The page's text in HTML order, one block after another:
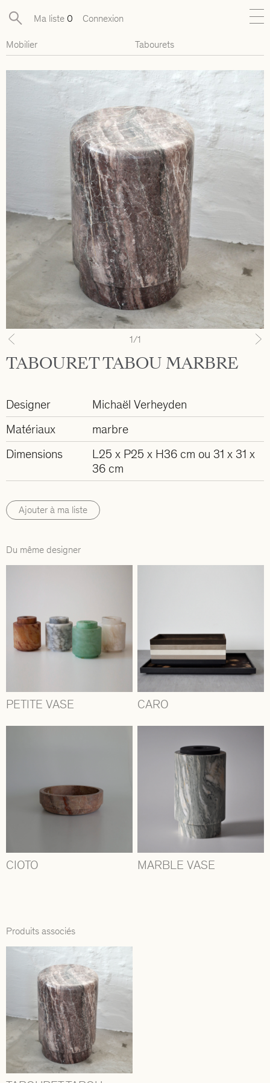
Nouveautés
Collections exclusives
Luminaires
Pièces disponibles
À propos Contact Presse
Mobilier Tabourets
Previous 1/1
TABOURET TABOU MARBRE
Designer
Michaël Verheyden
Matériaux
marbre
Dimensions
L25 x P25 x H36 cm ou 31 x 31 x
36 cm
Ajouter à ma liste
Du même designer
PETITE VASE CARO
CIOTO MARBLE VASE
Produits associés
Ma liste 0 Connexion